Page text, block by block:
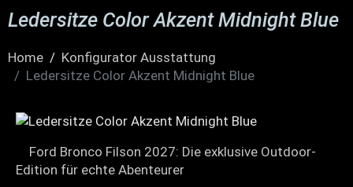
Ledersitze Color Akzent Midnight Blue
Home
Konfigurator Ausstattung
Ledersitze Color Akzent Midnight Blue
Ford Bronco Filson 2027: Die exklusive Outdoor-
Edition für echte Abenteurer